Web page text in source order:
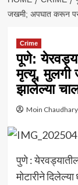
जखमी; अपघात करून
Crime
पूणे:
मृत्यू,
झालेल्या
Moin Chaudhary
पुणे :
मोटारीने